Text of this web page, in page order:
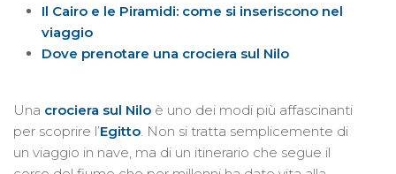
Il Cairo e le Piramidi: come si inseriscono nel
viaggio
Dove prenotare una crociera sul Nilo
Una crociera sul Nilo è uno dei modi più affascinanti
per scoprire l’Egitto . Non si tratta semplicemente di
un viaggio in nave, ma di un itinerario che segue il